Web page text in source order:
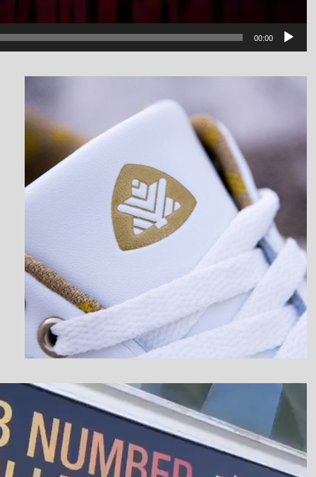
00:00
نمایشگر
ویدیو